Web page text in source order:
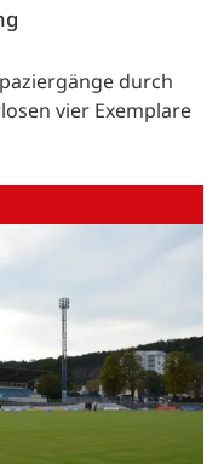
durch
vier Exemplare